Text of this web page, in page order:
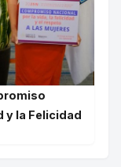
y la Felicidad